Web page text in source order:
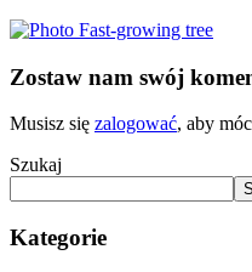
Zostaw nam swój
Musisz się zalogować, aby
Szukaj
Kategorie